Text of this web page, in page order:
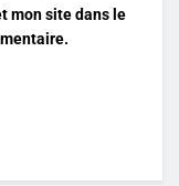
mon site dans le